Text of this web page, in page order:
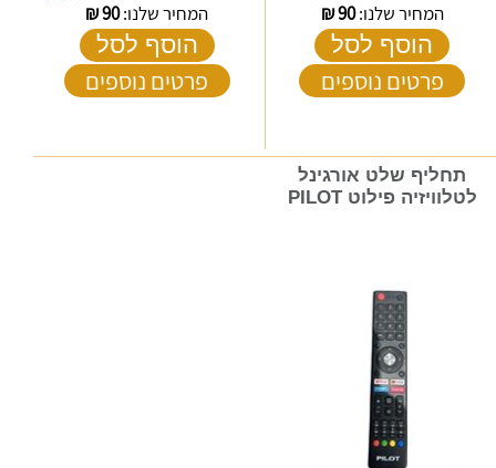
המחיר שלנו:90
₪
הוסף לסל
פרטים נוספים
המחיר שלנו:90
₪
הוסף לסל
פרטים נוספים
תחליף שלט אורגינל
לטלוויזיה פילוט PILOT